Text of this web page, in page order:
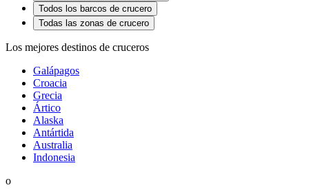
Todos los barcos de crucero
Todas las zonas de crucero
Los mejores destinos de cruceros
Galápagos
Croacia
Grecia
Ártico
Alaska
Antártida
Australia
Indonesia
o